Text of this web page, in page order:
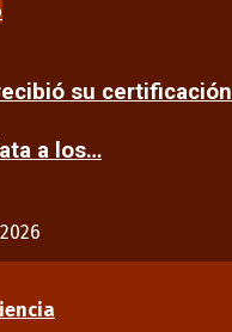
su
a los…